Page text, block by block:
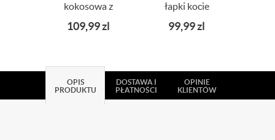
kokosowa z
napisem Come In
If You Have Jack
109,99zl
łapki kocie
99,99zl
OPIS
PRODUKTU
DOSTAWA I
PŁATNOŚCI
OPINIE
KLIENTÓW